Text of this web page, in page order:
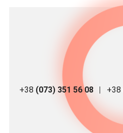
+38 (073) 351 56 08 +38